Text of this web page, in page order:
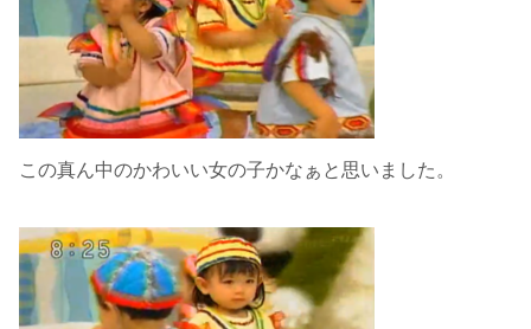
この真ん中のかわいい女の子かなぁと思いました。